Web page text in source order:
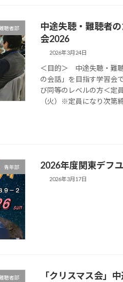
聴者部
中途失聴・難聴者
会2026
2026年3月24日
＜目的＞ 中途失聴・難
の会話」を目指す学習会
び同等のレベルの方＜
（火）※定員になり次第
青年部 2026年度関東デフ
2026年3月17日
聴者部 「クリスマス会」